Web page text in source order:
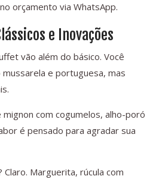
orçamento via WhatsApp.
e Inovações
vão além do básico. Você
e portuguesa, mas
com cogumelos, alho-poró
é pensado para agradar sua
Marguerita, rúcula com